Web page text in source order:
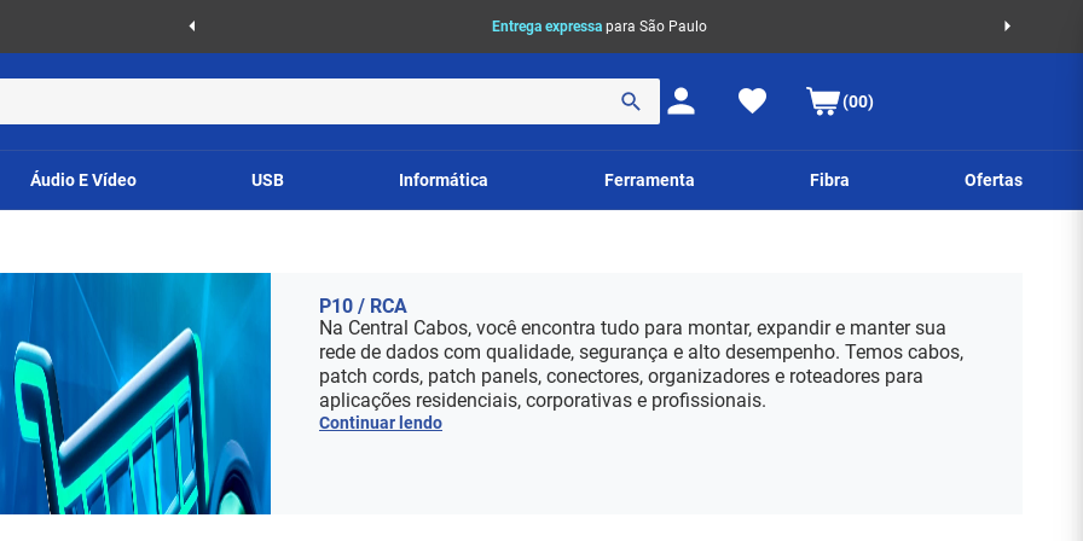
Entrega expressa para São Paulo
(00)
Áudio E Vídeo USB Informática Ferramenta Fibra Ofertas
P10 / RCA
Na Central Cabos, você encontra tudo para montar, expandir e manter sua
rede de dados com qualidade, segurança e alto desempenho. Temos cabos,
patch cords, patch panels, conectores, organizadores e roteadores para
aplicações residenciais, corporativas e profissionais.
Continuar lendo